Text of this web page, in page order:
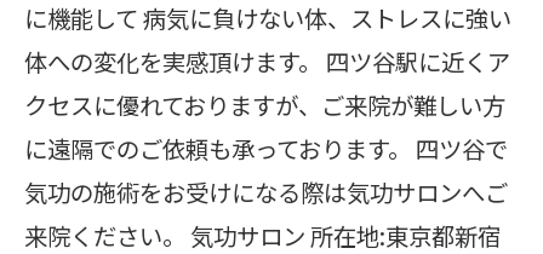
に機能して 病気に負けない体、ストレスに強い
体への変化を実感頂けます。 四ツ谷駅に近くア
クセスに優れておりますが、ご来院が難しい方
に遠隔でのご依頼も承っております。 四ツ谷で
気功の施術をお受けになる際は気功サロンへご
来院ください。 気功サロン 所在地:東京都新宿